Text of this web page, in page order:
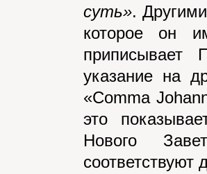
суть».
которое он
приписывает
указание на
«Comma
это
Нового
соответствуют